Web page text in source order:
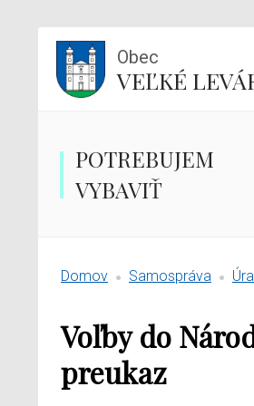
Obec
VEĽKÉ
POTREBUJEM
VYBAVIŤ
Domov Samospráva
Voľby do
preukaz